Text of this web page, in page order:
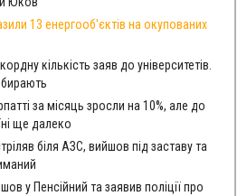
13 енергооб'єктів на окупованих
кількість заяв до університетів.
за місяць зросли на 10%, але до
ще далеко
біля АЗС, вийшов під заставу та
у Пенсійний та заявив поліції про